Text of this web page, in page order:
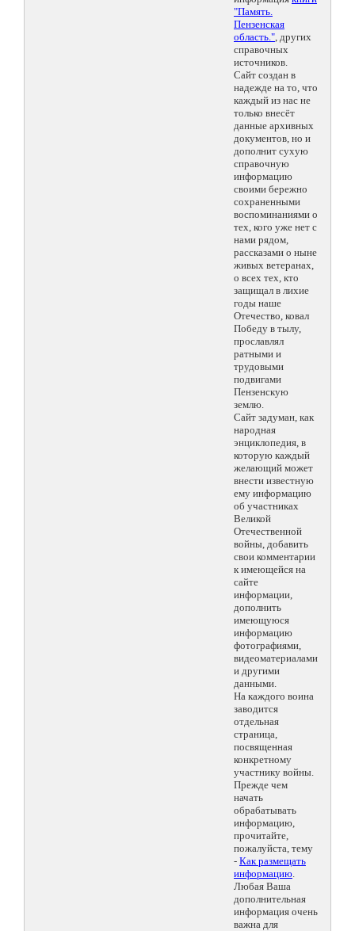
"Память.
Пензенская
область.", других
справочных
источников.
Сайт создан в
надежде на то, что
каждый из нас не
только внесёт
данные архивных
документов, но и
дополнит сухую
справочную
информацию
своими бережно
сохраненными
воспоминаниями о
тех, кого уже нет с
нами рядом,
рассказами о ныне
живых ветеранах,
о всех тех, кто
защищал в лихие
годы наше
Отечество, ковал
Победу в тылу,
прославлял
ратными и
трудовыми
подвигами
Пензенскую
землю.
Сайт задуман, как
народная
энциклопедия, в
которую каждый
желающий может
внести известную
ему информацию
об участниках
Великой
Отечественной
войны, добавить
свои комментарии
к имеющейся на
сайте
информации,
дополнить
имеющуюся
информацию
фотографиями,
видеоматериалами
и другими
данными.
На каждого воина
заводится
отдельная
страница,
посвященная
конкретному
участнику войны.
Прежде чем
начать
обрабатывать
информацию,
прочитайте,
пожалуйста, тему
- Как размещать
информацию.
Любая Ваша
дополнительная
информация очень
важна для